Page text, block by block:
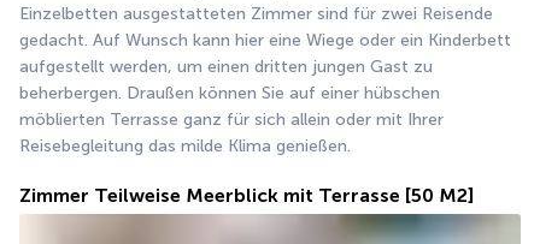
Einzelbetten ausgestatteten Zimmer sind für zwei Reisende
gedacht. Auf Wunsch kann hier eine Wiege oder ein Kinderbett
aufgestellt werden, um einen dritten jungen Gast zu
beherbergen. Draußen können Sie auf einer hübschen
möblierten Terrasse ganz für sich allein oder mit Ihrer
Reisebegleitung das milde Klima genießen.
Zimmer Teilweise Meerblick mit Terrasse [50 M2]